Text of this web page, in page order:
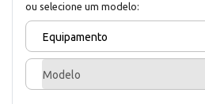
ou selecione um modelo:
Equipamento
Modelo